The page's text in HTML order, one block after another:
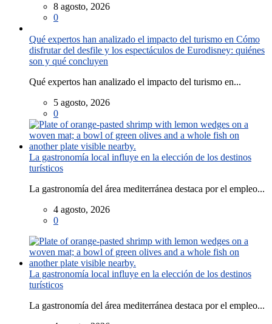
8 agosto, 2026
0
Qué expertos han analizado el impacto del turismo en Cómo
disfrutar del desfile y los espectáculos de Eurodisney: quiénes
son y qué concluyen
Qué expertos han analizado el impacto del turismo en...
5 agosto, 2026
0
La gastronomía local influye en la elección de los destinos
turísticos
La gastronomía del área mediterránea destaca por el empleo...
4 agosto, 2026
0
La gastronomía local influye en la elección de los destinos
turísticos
La gastronomía del área mediterránea destaca por el empleo...